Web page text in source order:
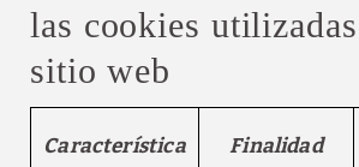
las cookies
sitio web
Característica
Finalidad